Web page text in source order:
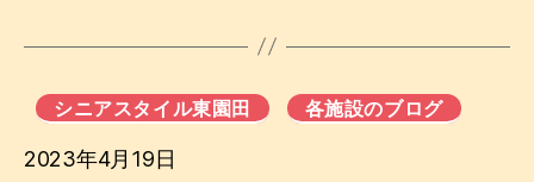
シニアスタイル東園田 各施設のブログ
2023年4月19日